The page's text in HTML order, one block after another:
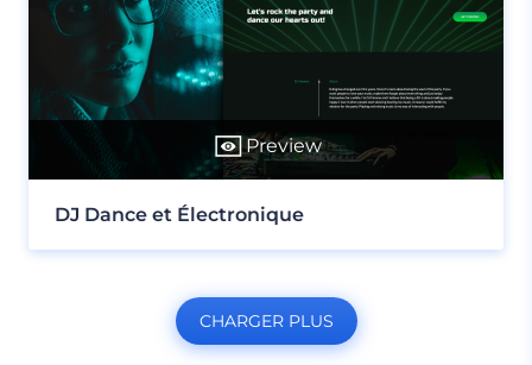
Preview
DJ Dance et Électronique
CHARGER PLUS